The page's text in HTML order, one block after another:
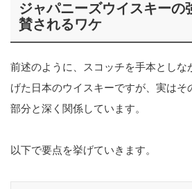
ジャパニーズウイスキーの
賛されるワケ
前述のように、スコッチを手本としな
げた日本のウイスキーですが、実はそ
部分と深く関係しています。
以下で要点を挙げていきます。